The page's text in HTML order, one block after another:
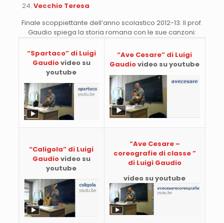
Vecchio Teresa
Finale scoppiettante dell’anno scolastico 2012-13. Il prof.
Gaudio spiega la storia romana con le sue canzoni:
“Spartaco” di Luigi
Gaudiovideo su
youtube
“Ave Cesare” di Luigi
Gaudiovideo su youtube
“Caligola” di Luigi
Gaudiovideo su
youtube
“Ave Cesare –
coreografie di classe ”
di Luigi Gaudio
video su youtube